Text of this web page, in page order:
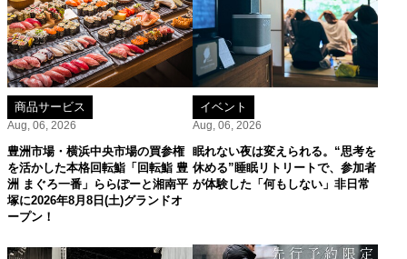
商品サービス
Aug, 06, 2026
豊洲市場・横浜中央市場の買参権
を活かした本格回転鮨「回転鮨 豊
洲 まぐろ一番」ららぽーと湘南平
塚に2026年8月8日(土)グランドオ
ープン！
イベント
Aug, 06, 2026
眠れない夜は変えられる。“思考を
休める”睡眠リトリートで、参加者
が体験した「何もしない」非日常